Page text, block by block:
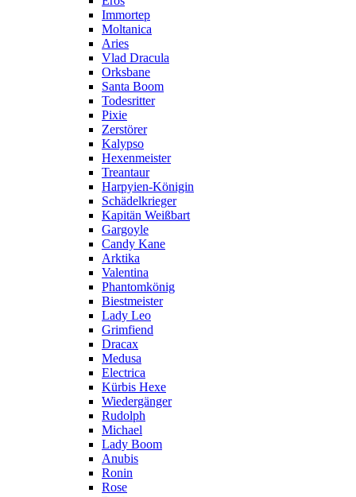
Immortep
Moltanica
Aries
Vlad Dracula
Orksbane
Santa Boom
Todesritter
Pixie
Zerstörer
Kalypso
Hexenmeister
Treantaur
Harpyien-Königin
Schädelkrieger
Kapitän Weißbart
Gargoyle
Candy Kane
Arktika
Valentina
Phantomkönig
Biestmeister
Lady Leo
Grimfiend
Dracax
Medusa
Electrica
Kürbis Hexe
Wiedergänger
Rudolph
Michael
Lady Boom
Anubis
Ronin
Rose